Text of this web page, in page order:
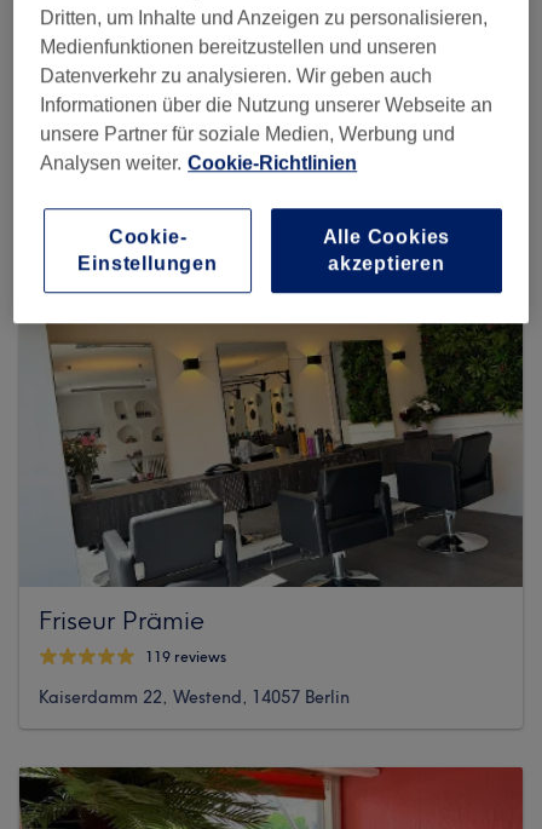
Story Beauty Room
415 reviews
Kaiserdamm 101 , Charlottenburg, 14057 Berlin
Friseur Prämie
119 reviews
Kaiserdamm 22, Westend, 14057 Berlin
Dritten, um Inhalte und Anzeigen zu personalisieren,
Medienfunktionen bereitzustellen und unseren
Datenverkehr zu analysieren. Wir geben auch
Informationen über die Nutzung unserer Webseite an
unsere Partner für soziale Medien, Werbung und
Analysen weiter. Cookie-Richtlinien
Cookie-
Einstellungen
Alle Cookies
akzeptieren